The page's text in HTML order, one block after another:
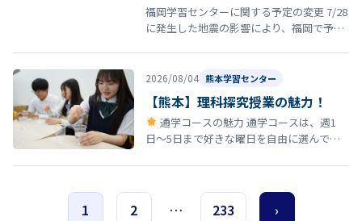
福岡学習センターに関する予定の変更 7/28
に発生した地震の影響により、福岡で予定
2026/08/04 熊本学習センター
【熊本】理科探究授業の魅力！
通学コースの魅力 通学コースは、週1
日〜5日まで好きな曜日を自由に選んで登
も、途中で曜日を変更しても学費は…
1 2 … 233 ›